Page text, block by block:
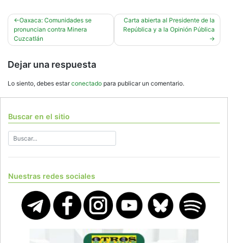
Navegación
de
Oaxaca: Comunidades se
pronuncian contra Minera
Cuzcatlán
Carta abierta al Presidente de la
República y a la Opinión Pública
Dejar una respuesta
Lo siento, debes estarconectado para publicar un comentario.
Buscar en el sitio
Nuestras redes sociales